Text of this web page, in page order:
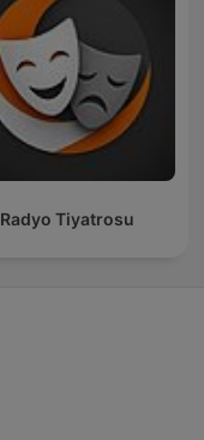
Radyo Tiyatrosu